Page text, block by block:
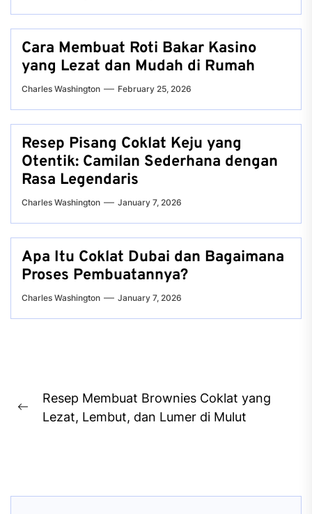
Cara Membuat Roti Bakar Kasino
yang Lezat dan Mudah di Rumah
Charles Washington February 25, 2026
Resep Pisang Coklat Keju yang
Otentik: Camilan Sederhana dengan
Rasa Legendaris
Charles Washington January 7, 2026
Apa Itu Coklat Dubai dan Bagaimana
Proses Pembuatannya?
Charles Washington January 7, 2026
navigation
Previous
Resep Membuat Brownies Coklat yang
Lezat, Lembut, dan Lumer di Mulut